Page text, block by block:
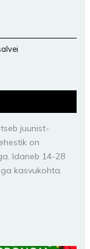
juunist-
on
Idaneb 14-28
kasvukohta.